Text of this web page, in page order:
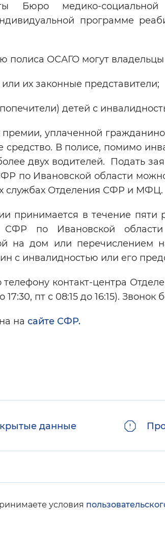
Бюро медико-
программе
полиса ОСАГО могут
их законные представители;
детей с
уплаченной
средство. В полисе, помимо
двух водителей. Подать
по Ивановской области
службах Отделения СФР и МФЦ.
принимается в течение пяти
СФР по Ивановской
на дом или перечислением
с инвалидностью или его
контакт-центра
пт с 08:15 до 16:15). Звонок
на сайте СФР.
условия
данные